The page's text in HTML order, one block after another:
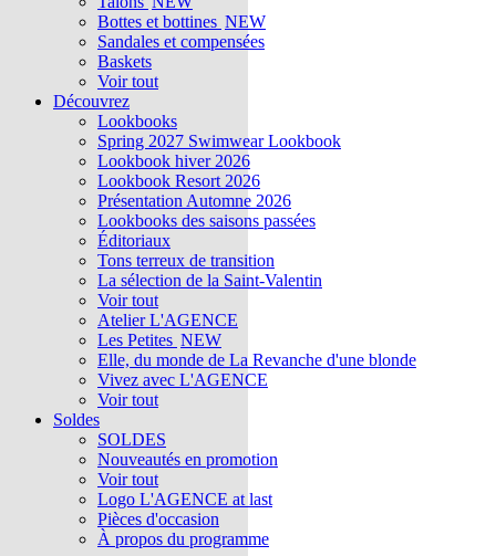
Bottes et bottines NEW
Sandales et compensées
Baskets
Voir tout
Découvrez
Lookbooks
Spring 2027 Swimwear Lookbook
Lookbook hiver 2026
Lookbook Resort 2026
Présentation Automne 2026
Lookbooks des saisons passées
Éditoriaux
Tons terreux de transition
La sélection de la Saint-Valentin
Voir tout
Atelier L'AGENCE
Les Petites NEW
Elle, du monde de La Revanche d'une blonde
Vivez avec L'AGENCE
Voir tout
Soldes
SOLDES
Nouveautés en promotion
Voir tout
Logo L'AGENCE at last
Pièces d'occasion
À propos du programme